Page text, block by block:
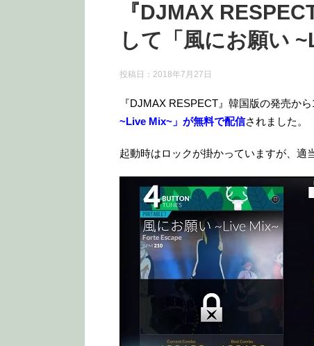
『DJMAX
して「風にお願い
投稿日： 2018年7月27日
『DJMAX RESPECT』韓国版の発売か
~Live Mix~」が無料で配信されました。
起動時はロックが掛かっていますが、適